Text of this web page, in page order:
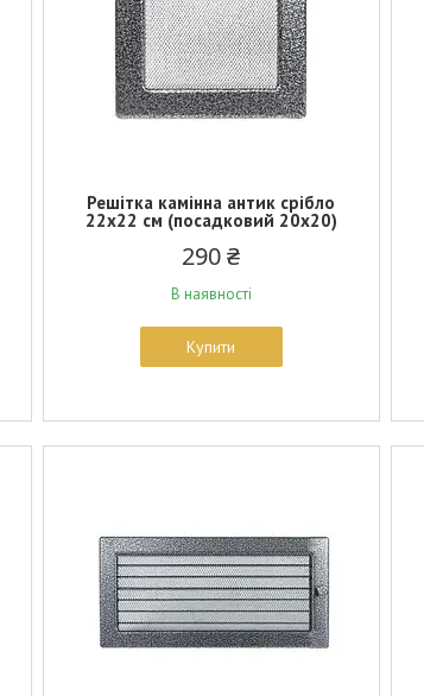
Решітка камінна антик срібло
22х22 см (посадковий 20х20)
290 ₴
В наявності
Купити